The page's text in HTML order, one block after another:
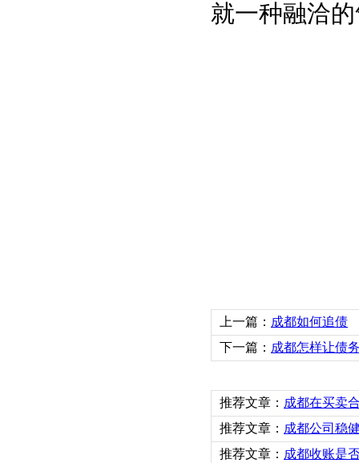
就一种融洽
上一篇： 成都如何追债
下一篇： 成都怎样让债
推荐文章： 成都在买卖
推荐文章： 成都公司稳
推荐文章： 成都收账是